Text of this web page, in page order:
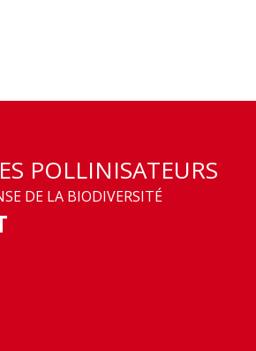
POLLINISATEURS
DE LA BIODIVERSITÉ